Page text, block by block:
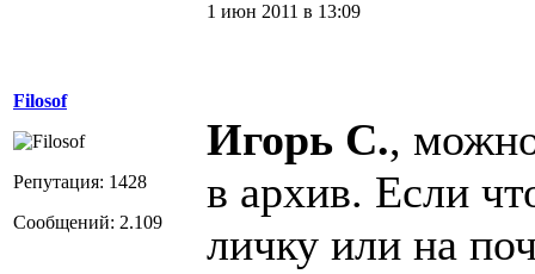
Filosof
Репутация: 1428
Сообщений: 2.109
1 июн 2011 в 13:09
Игорь С.,
в архив. Если
личку или на